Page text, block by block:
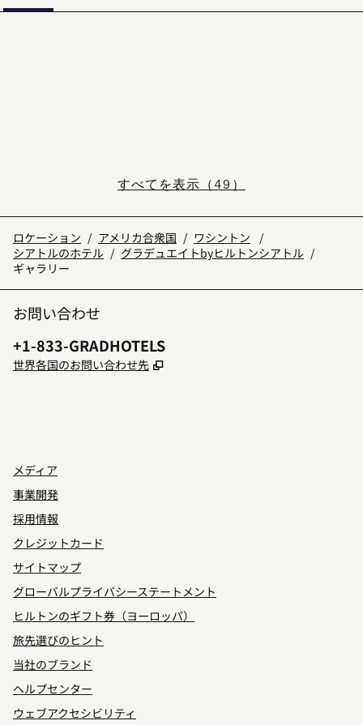
すべてを表示（49）
ロケーション / アメリカ合衆国 / ワシントン
/
シアトルのホテル / グラデュエイトbyヒルトンシアトル /
ギャラリー
お問い合わせ
電話番号：
+1-833-GRADHOTELS
世界各国のお問い合わせ先 ,
メディア
事業開発
採用情報
クレジットカード
サイトマップ
グローバルプライバシーステートメント
ヒルトンのギフト券（ヨーロッパ）
旅先選びのヒント
当社のブランド
ヘルプセンター
ウェブアクセシビリティ